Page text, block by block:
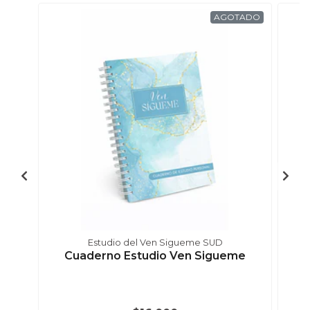
AGOTADO
Estudio del Ven Sigueme SUD
Cuaderno Estudio Ven Sigueme